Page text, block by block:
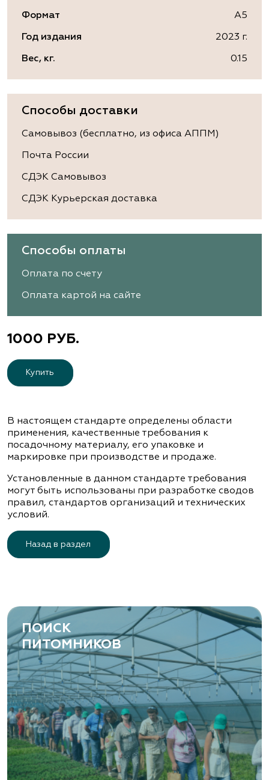
Формат А5
Год издания 2023 г.
Вес, кг. 0.15
Способы доставки
Самовывоз (бесплатно, из офиса АППМ)
Почта России
СДЭК Самовывоз
СДЭК Курьерская доставка
1000 РУБ.
Купить
Способы оплаты
Оплата по счету
Оплата картой на сайте
В настоящем стандарте определены области
применения, качественные требования к
посадочному материалу, его упаковке и
маркировке при производстве и продаже.
Установленные в данном стандарте требования
могут быть использованы при разработке сводов
правил, стандартов организаций и технических
условий.
Назад в раздел
ПОИСК
ПИТОМНИКОВ